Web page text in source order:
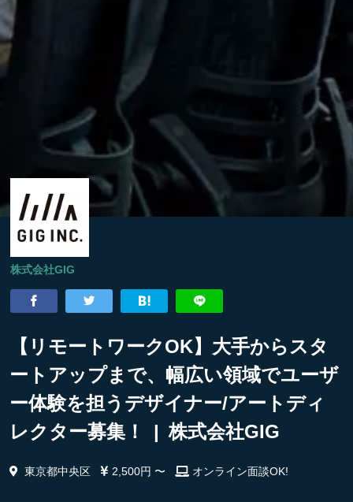
株式会社GIG
【リモートワークOK】大手からスタ
ートアップまで、幅広い領域でユーザ
ー体験を担うデザイナー/アートディ
レクター募集！ | 株式会社GIG
東京都中央区 2,500円 〜 オンライン面談OK!